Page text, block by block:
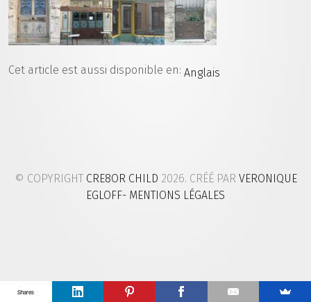
Cet article est aussi disponible en: Anglais
© COPYRIGHT CRE8OR CHILD 2026. CRÉÉ PAR VERONIQUE
EGLOFF- MENTIONS LÉGALES
Shares